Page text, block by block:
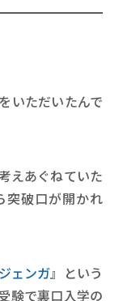
いただいたんで
えあぐねていた
突破口が開かれ
ェンガ』という
験で裏口入学の